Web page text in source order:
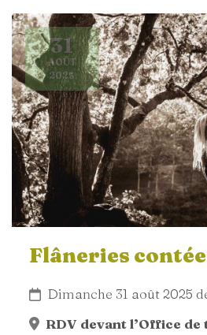
31
AOÛT
2025
Flâneries
Dimanche 31 août 2025
RDV devant l’Office de